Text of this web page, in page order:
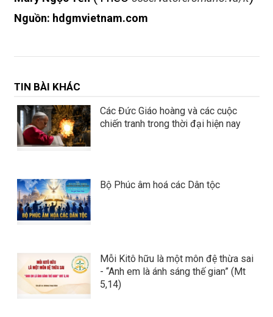
Nguồn: hdgmvietnam.com
TIN BÀI KHÁC
Các Đức Giáo hoàng và các cuộc
chiến tranh trong thời đại hiện nay
Bộ Phúc âm hoá các Dân tộc
Mỗi Kitô hữu là một môn đệ thừa sai
- “Anh em là ánh sáng thế gian” (Mt
5,14)